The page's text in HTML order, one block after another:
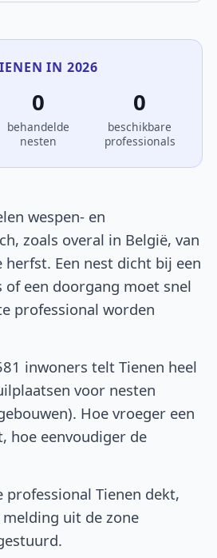
IN 2026
0
behandelde
nesten
0
beschikbare
professionals
wespen- en
zoals overal in België, van
Een nest dicht bij een
een doorgang moet snel
professional worden
inwoners telt Tienen heel
voor nesten
Hoe vroeger een
hoe eenvoudiger de
professional Tienen dekt,
uit de zone